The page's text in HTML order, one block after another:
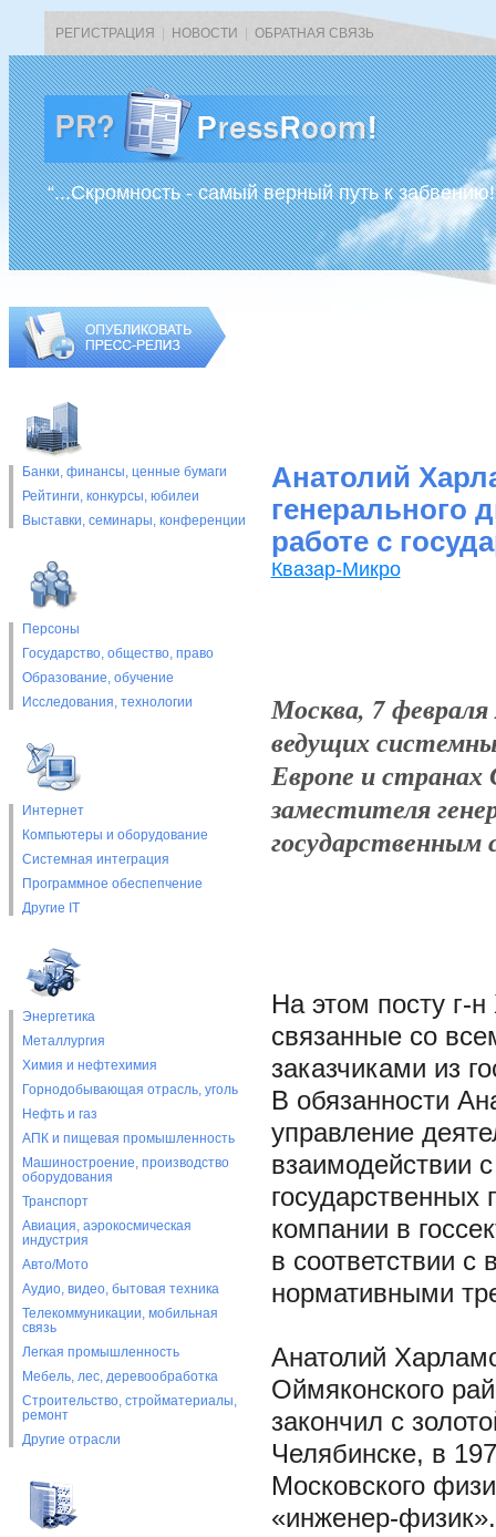
РЕГИСТРАЦИЯ НОВОСТИ ОБРАТНАЯ СВЯЗЬ
“...Скромность - самый верный путь к
Банки, финансы, ценные бумаги
Рейтинги, конкурсы, юбилеи
Выставки, cеминары, конференции
Персоны
Государство, общество, право
Образование, обучение
Исследования, технологии
Интернет
Компьютеры и оборудование
Системная интеграция
Программное обеспепчение
Другие IT
Энергетика
Металлургия
Химия и нефтехимия
Горнодобывающая отрасль, уголь
Нефть и газ
АПК и пищевая промышленность
Машиностроение, производство
оборудования
Транспорт
Авиация, аэрокосмическая
индустрия
Авто/Мото
Аудио, видео, бытовая техника
Телекоммуникации, мобильная
связь
Легкая промышленность
Мебель, лес, деревообработка
Строительство, стройматериалы,
ремонт
Другие отрасли
Анатолий
генерального
работе с
Квазар-Микро
Москва, 7
ведущих
Европе и
заместителя
На этом посту г-
связанные со
заказчиками из
В обязанности
управление
взаимодействии
государственных
компании в
в соответствии
нормативными
Анатолий
Оймяконского
закончил с
Челябинске, в
Московского
«инженер-